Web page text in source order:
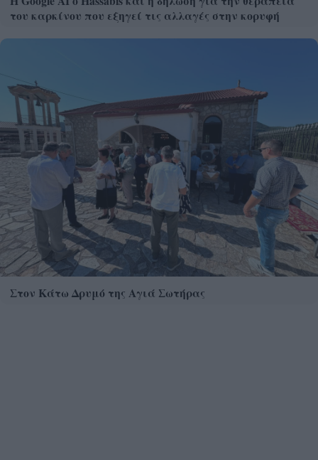
του καρκίνου που εξηγεί τις αλλαγές στην κορυφή
Στον Κάτω Δρυμό της Αγιά Σωτήρας